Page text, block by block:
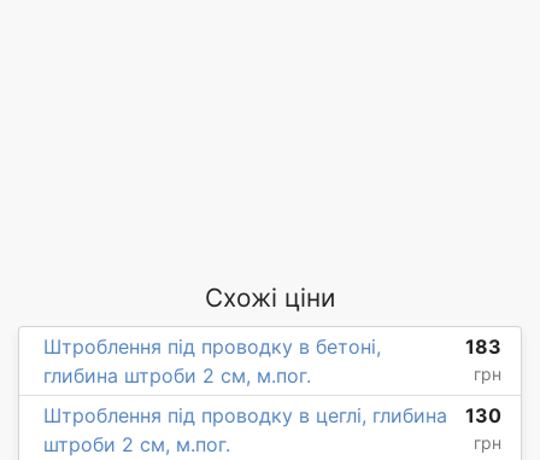
Схожі ціни
Штроблення під проводку в бетоні,
глибина штроби 2 см, м.пог.
183
грн
Штроблення під проводку в цеглі, глибина
штроби 2 см, м.пог.
130
грн